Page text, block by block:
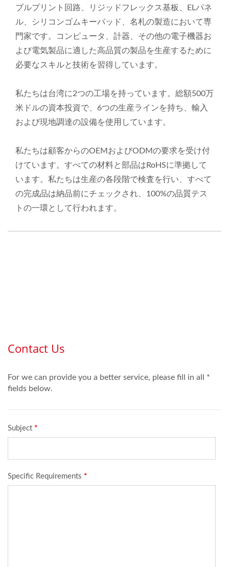
ブルプリント回路、リジッドフレックス基板、ELパネ
ル、シリコンゴムキーパッド、名札の製造において専
門家です。コンピュータ、計器、その他の電子機器お
よび電気製品に適した高品質の製品を生産するために
必要なスキルと技術を習得しています。
私たちは台湾に2つの工場を持っています。総額500万
米ドルの資本投資で、6つの生産ラインを持ち、輸入
および現地調達の設備を使用しています。
私たちは顧客からのOEMおよびODMの要求を受け付
けています。すべての材料と部品はRoHSに準拠して
います。私たちは生産の各段階で検査を行い、すべて
の完成品は納品前にチェックされ、100%の品質テス
トの一環として行われます。